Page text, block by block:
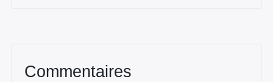
Commentaires